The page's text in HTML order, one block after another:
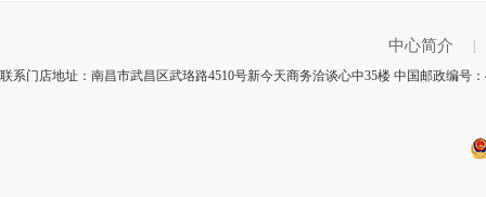
中心简介
联系门店地址：南昌市武昌区武珞路4510号新今天商务洽谈心中35楼 中国邮政编号